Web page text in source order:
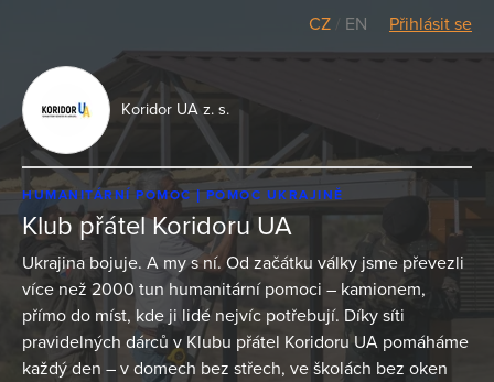
CZ / EN Přihlásit se
Koridor UA z. s.
HUMANITÁRNÍ POMOC POMOC UKRAJINĚ
Klub přátel Koridoru UA
Ukrajina bojuje. A my s ní. Od začátku války jsme převezli
více než 2000 tun humanitární pomoci – kamionem,
přímo do míst, kde ji lidé nejvíc potřebují. Díky síti
pravidelných dárců v Klubu přátel Koridoru UA pomáháme
každý den – v domech bez střech, ve školách bez oken